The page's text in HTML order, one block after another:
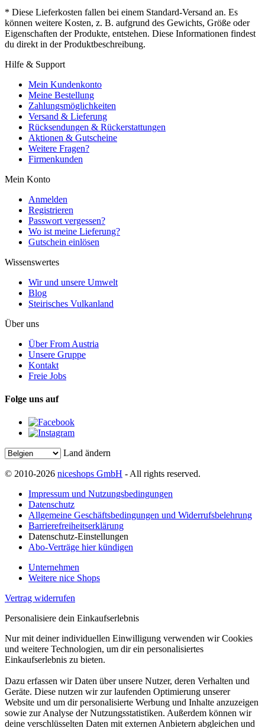
* Diese Lieferkosten fallen bei einem Standard-Versand an. Es
können weitere Kosten, z. B. aufgrund des Gewichts, Größe oder
Eigenschaften der Produkte, entstehen. Diese Informationen findest
du direkt in der Produktbeschreibung.
Hilfe & Support
Mein Kundenkonto
Meine Bestellung
Zahlungsmöglichkeiten
Versand & Lieferung
Rücksendungen & Rückerstattungen
Aktionen & Gutscheine
Weitere Fragen?
Firmenkunden
Mein Konto
Anmelden
Registrieren
Passwort vergessen?
Wo ist meine Lieferung?
Gutschein einlösen
Wissenswertes
Wir und unsere Umwelt
Blog
Steirisches Vulkanland
Über uns
Über From Austria
Unsere Gruppe
Kontakt
Freie Jobs
Folge uns auf
Land ändern
© 2010-2026 niceshops GmbH - All rights reserved.
Impressum und Nutzungsbedingungen
Datenschutz
Allgemeine Geschäftsbedingungen und Widerrufsbelehrung
Barrierefreiheitserklärung
Datenschutz-Einstellungen
Abo-Verträge hier kündigen
Unternehmen
Weitere nice Shops
Vertrag widerrufen
Personalisiere dein Einkaufserlebnis
Nur mit deiner individuellen Einwilligung verwenden wir Cookies
und weitere Technologien, um dir ein personalisiertes
Einkaufserlebnis zu bieten.
Dazu erfassen wir Daten über unsere Nutzer, deren Verhalten und
Geräte. Diese nutzen wir zur laufenden Optimierung unserer
Website und um dir personalisierte Werbung und Inhalte anzuzeigen
sowie zur Analyse der Nutzungsstatistiken. Außerdem können wir
deine verschlüsselten Daten mit externen Anbietern abgleichen und